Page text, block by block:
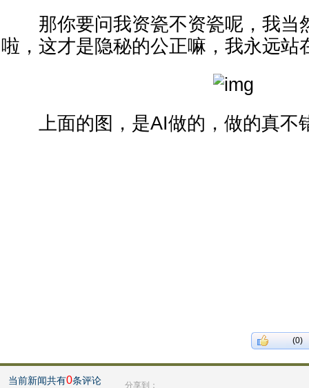
那你要问我资瓷不资瓷呢，我当
啦，这才是隐秘的公正嘛，我永远站
上面的图，是AI做的，做的真不
(0)
当前新闻共有0条评论 分享到：